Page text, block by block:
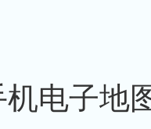
电子地